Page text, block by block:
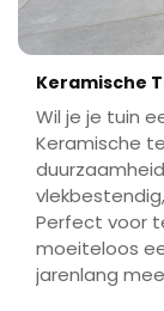
Keramische
Wil je je tuin
Keramische
Perfect voor
moeiteloos
jarenlang